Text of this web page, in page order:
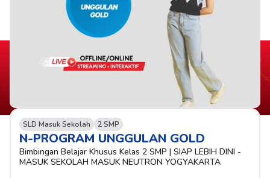
SLD Masuk Sekolah 2 SMP
N-PROGRAM UNGGULAN GOLD
Bimbingan Belajar Khusus Kelas 2 SMP | SIAP LEBIH DINI -
MASUK SEKOLAH MASUK NEUTRON YOGYAKARTA